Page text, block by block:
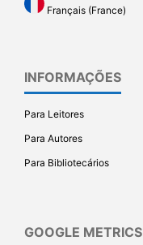
Français (France)
INFORMAÇÕES
Para Leitores
Para Autores
Para Bibliotecários
GOOGLE METRICS